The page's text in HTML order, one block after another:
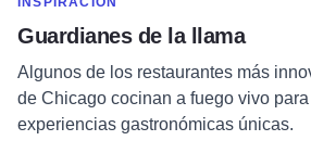
Guardianes de la llama
Algunos de los restaurantes más
de Chicago cocinan a fuego vivo
experiencias gastronómicas únicas.